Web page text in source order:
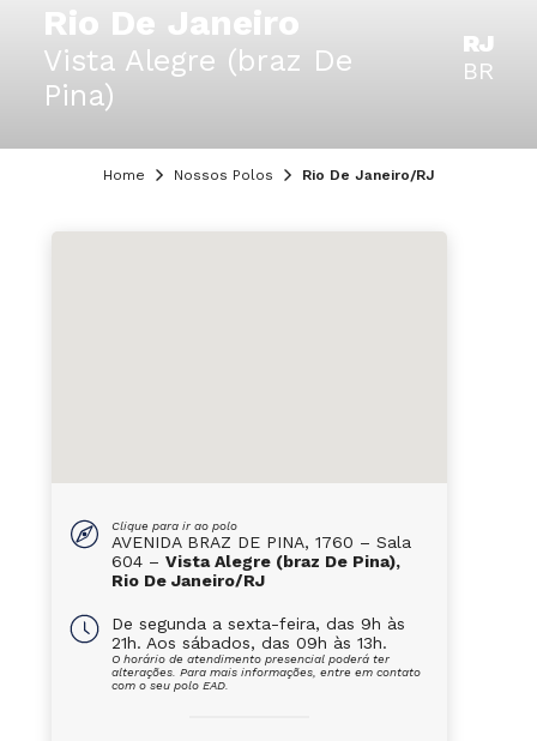
Rio De Janeiro
Vista Alegre (braz De
Pina)
RJ
BR
Home Nossos Polos Rio De Janeiro/RJ
Clique para ir ao polo
AVENIDA BRAZ DE PINA, 1760 – Sala
604 – Vista Alegre (braz De Pina),
Rio De Janeiro/RJ
De segunda a sexta-feira, das 9h às
21h. Aos sábados, das 09h às 13h.
O horário de atendimento presencial poderá ter
alterações. Para mais informações, entre em contato
com o seu polo EAD.